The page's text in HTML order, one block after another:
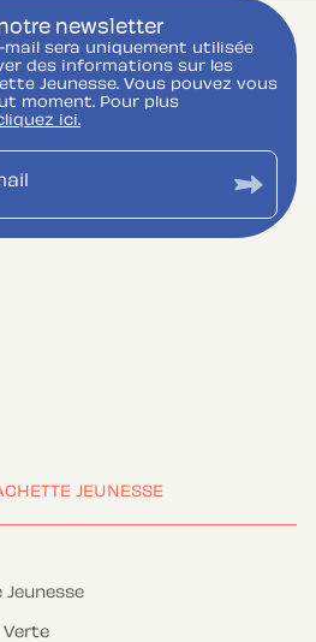
newsletter
mail sera uniquement utilisée
des informations sur les
Jeunesse. Vous pouvez vous
moment. Pour plus
ici.
JEUNESSE
Jeunesse
Verte